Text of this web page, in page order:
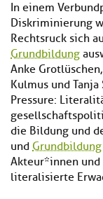
In einem
Diskriminierung
Rechtsruck sich
Grundbildung
Anke
Kulmus und
Pressure:
die Bildung und
und Grundbildung
Akteur*innen
literalisierte